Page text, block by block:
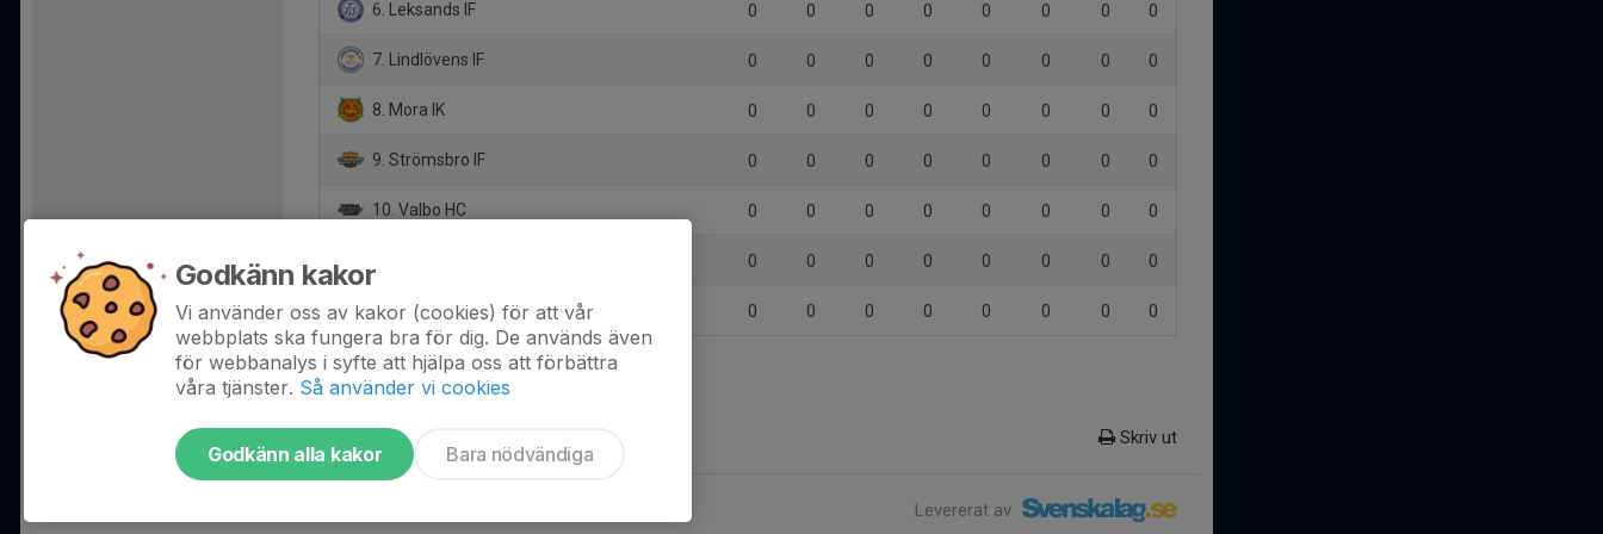
6. Leksands IF 0 0 0 0 0 0 0 0
7. Lindlövens IF 0 0 0 0 0 0 0 0
8. Mora IK 0 0 0 0 0 0 0 0
9. Strömsbro IF 0 0 0 0 0 0 0 0
10. Valbo HC 0 0 0 0 0 0 0 0
0 0 0 0 0 0 0 0
12. Örebro HK 0 0 0 0 0 0 0 0
Skriv ut
Levererat av
Godkänn kakor
Vi använder oss av kakor (cookies) för att vår
webbplats ska fungera bra för dig. De används även
för webbanalys i syfte att hjälpa oss att förbättra
våra tjänster. Så använder vi cookies
Godkänn alla kakor Bara nödvändiga